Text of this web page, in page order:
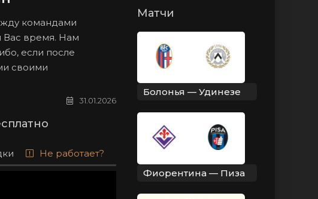
командами
Вас время. Нам
если после
своими
31.01.2026
Не работает?
Матчи
Болонья — Удинезе
Фиорентина — Пиза